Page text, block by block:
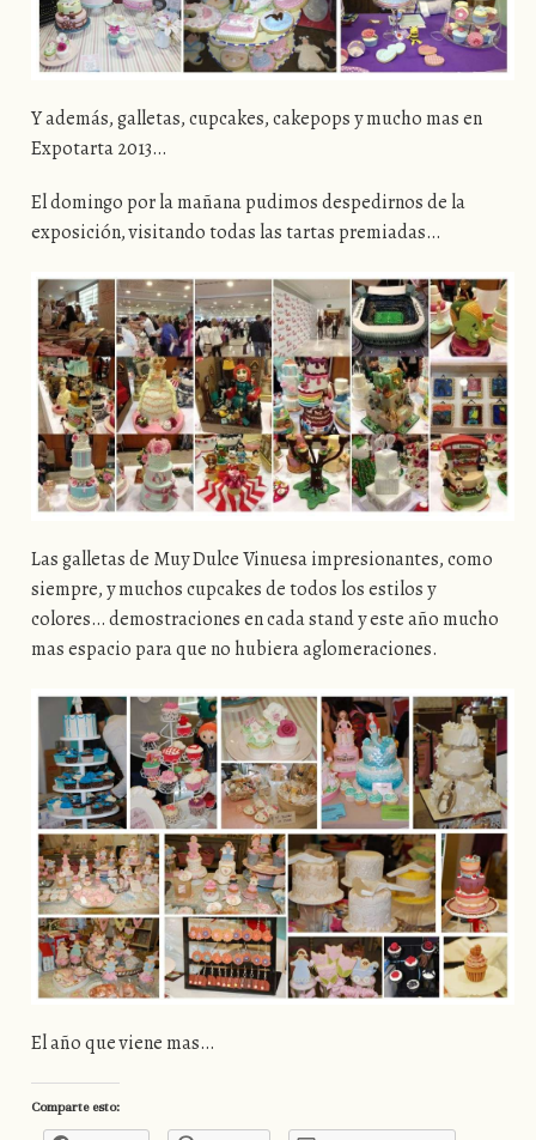
Y además, galletas, cupcakes, cakepops y mucho mas en
Expotarta 2013…
El domingo por la mañana pudimos despedirnos de la
exposición, visitando todas las tartas premiadas…
Las galletas de Muy Dulce Vinuesa impresionantes, como
siempre, y muchos cupcakes de todos los estilos y
colores… demostraciones en cada stand y este año mucho
mas espacio para que no hubiera aglomeraciones.
El año que viene mas…
Comparte esto: